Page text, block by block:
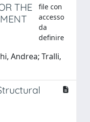
THE
file con
accesso
da
definire
Andrea; Tralli,